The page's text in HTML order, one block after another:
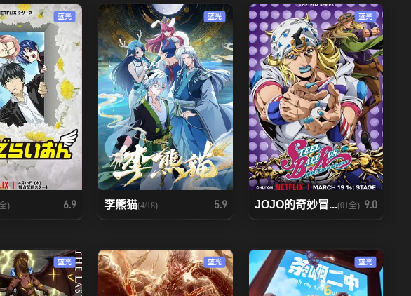
蓝光
) 6.9
蓝光
李熊猫(4/18) 5.9
蓝光
JOJO的奇妙冒...(01全) 9.0
蓝光 蓝光 蓝光